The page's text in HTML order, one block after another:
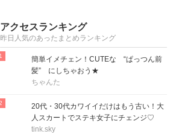
アクセスランキング
昨日人気のあったまとめランキング
簡単イメチェン！CUTEな “ぱっつん前
髪” にしちゃおう★
ちゃんた
20代・30代カワイイだけはもう古い！大
人スカートでステキ女子にチェンジ♡
tink.sky